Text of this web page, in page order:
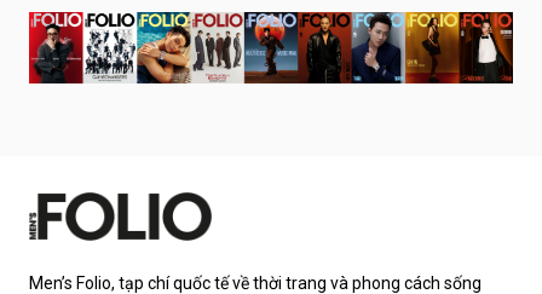
Men’s Folio, tạp chí quốc tế về thời trang và phong cách sống